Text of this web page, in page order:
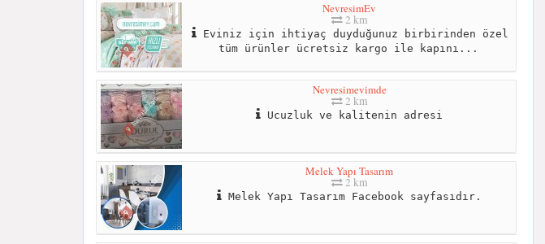
NevresimEv
2 km
Eviniz için ihtiyaç duyduğunuz birbirinden özel
tüm ürünler ücretsiz kargo ile kapını...
Nevresimevimde
2 km
Ucuzluk ve kalitenin adresi
Melek Yapı Tasarım
2 km
Melek Yapı Tasarım Facebook sayfasıdır.